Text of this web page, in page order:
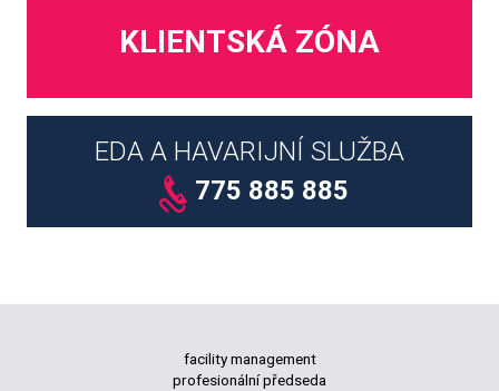
KLIENTSKÁ ZÓNA
EDA A HAVARIJNÍ SLUŽBA
775 885 885
facility management
profesionální předseda